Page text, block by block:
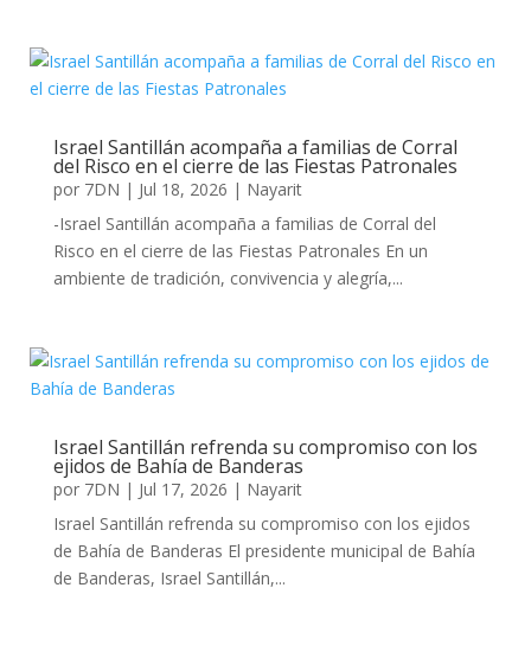
Israel Santillán acompaña a familias de Corral
del Risco en el cierre de las Fiestas Patronales
por 7DN | Jul 18, 2026 | Nayarit
-Israel Santillán acompaña a familias de Corral del
Risco en el cierre de las Fiestas Patronales En un
ambiente de tradición, convivencia y alegría,...
Israel Santillán refrenda su compromiso con los
ejidos de Bahía de Banderas
por 7DN | Jul 17, 2026 | Nayarit
Israel Santillán refrenda su compromiso con los ejidos
de Bahía de Banderas El presidente municipal de Bahía
de Banderas, Israel Santillán,...